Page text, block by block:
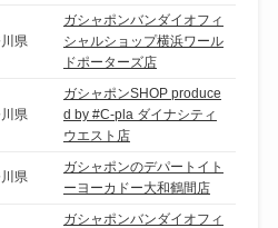
県
ガシャポンバンダイオフィ
シャルショップ横浜ワール
ドポーターズ店
県
ガシャポンSHOP produce
d by #C-pla ダイナシティ
ウエスト店
県
ガシャポンのデパートイト
ーヨーカドー大和鶴間店
ガシャポンバンダイオフィ